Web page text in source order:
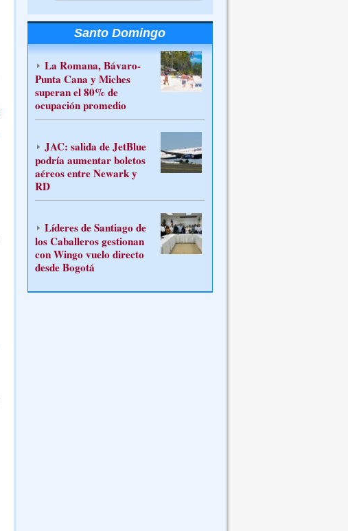
Santo Domingo
La Romana, Bávaro-
Punta Cana y Miches
superan el 80% de
ocupación promedio
JAC: salida de JetBlue
podría aumentar boletos
aéreos entre Newark y
RD
Líderes de Santiago de
los Caballeros gestionan
con Wingo vuelo directo
desde Bogotá